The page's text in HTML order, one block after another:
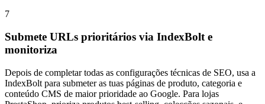
7
Submete URLs prioritários via IndexBolt e
monitoriza
Depois de completar todas as configurações técnicas de SEO, usa a
IndexBolt para submeter as tuas páginas de produto, categoria e
conteúdo CMS de maior prioridade ao Google. Para lojas